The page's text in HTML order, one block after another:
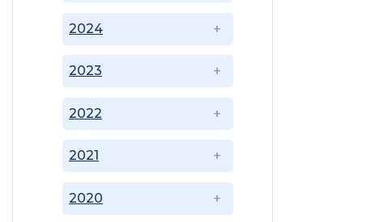
2020
2021
2022
2023
2024